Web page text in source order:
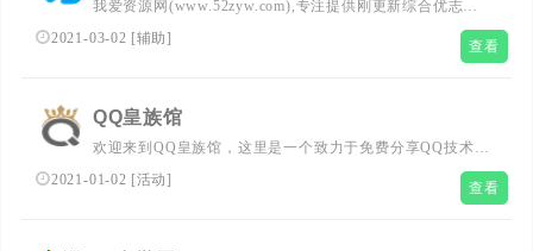
我爱资源网(www.52zyw.com),专注提供刚更新综合优志技
术资源、刚更新活动资讯、网络趣事、以及各种优志的软件
辅助游戏工具等、努力打造全国最优志分享平台！给网络爱
2021-03-02 [辅助] 查看
QQ皇族馆
欢迎来到QQ皇族馆，这里是一个致力于免费分享QQ技术、
娱乐资源以及各行各业自学教程的平台。我们精心挑选各种
优质资源，包括破解游戏辅助、外挂优志、自学教程视频
2021-01-02 [活动] 查看